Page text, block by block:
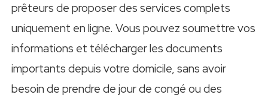
prêteurs de proposer des services complets
uniquement en ligne. Vous pouvez soumettre vos
informations et télécharger les documents
importants depuis votre domicile, sans avoir
besoin de prendre de jour de congé ou des